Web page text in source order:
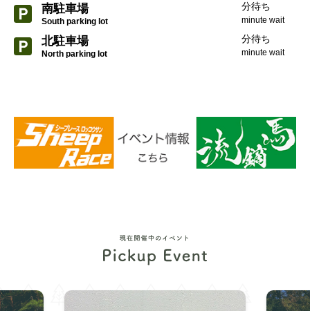
南駐車場
South parking lot
分待ち
minute wait
北駐車場
North parking lot
分待ち
minute wait